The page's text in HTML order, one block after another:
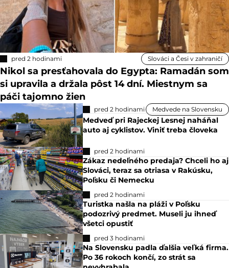
pred 2 hodinami Slováci a Česi v zahraničí
Nikol sa presťahovala do Egypta: Ramadán som
si upravila a držala pôst 14 dní. Miestnym sa
páči tajomno žien
pred 2 hodinami Medvede na Slovensku
Medveď pri Rajeckej Lesnej naháňal
auto aj cyklistov. Viniť treba človeka
pred 2 hodinami
Zákaz nedeľného predaja? Chceli ho aj
Slováci, teraz sa otriasa v Rakúsku,
Poľsku či Nemecku
pred 2 hodinami
Turistka našla na pláži v Poľsku
podozrivý predmet. Museli ju ihneď
všetci opustiť
pred 3 hodinami
Na Slovensku padla ďalšia veľká firma.
Po 36 rokoch končí, zo strát sa